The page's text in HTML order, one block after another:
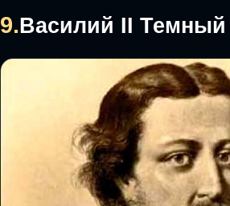
9.Василий II Темный